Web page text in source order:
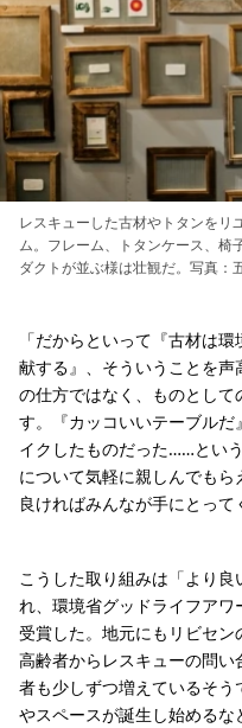
レスキューした古材やトタンをリ
ム。フレーム、トタンケース、椅
ダクトが並ぶ様は壮観だ。写真：
「だからといって『古材は
献する』、そういうことを
の仕方ではなく、ものとし
す。『カッコいいテーブル
イクしたものだった……とい
について気軽に親しんでも
良ければみんなが手にとって
こうした取り組みは「より
れ、環境省グッドライフア
受賞した。地元にもリビセ
高齢者からレスキューの問
者も少しずつ増えているそ
やスペースが誕生し始める